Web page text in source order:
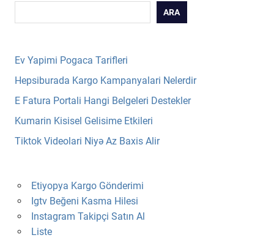
ARA
Ev Yapimi Pogaca Tarifleri
Hepsiburada Kargo Kampanyalari Nelerdir
E Fatura Portali Hangi Belgeleri Destekler
Kumarin Kisisel Gelisime Etkileri
Tiktok Videolari Niyə Az Baxis Alir
Etiyopya Kargo Gönderimi
Igtv Beğeni Kasma Hilesi
Instagram Takipçi Satın Al
Liste